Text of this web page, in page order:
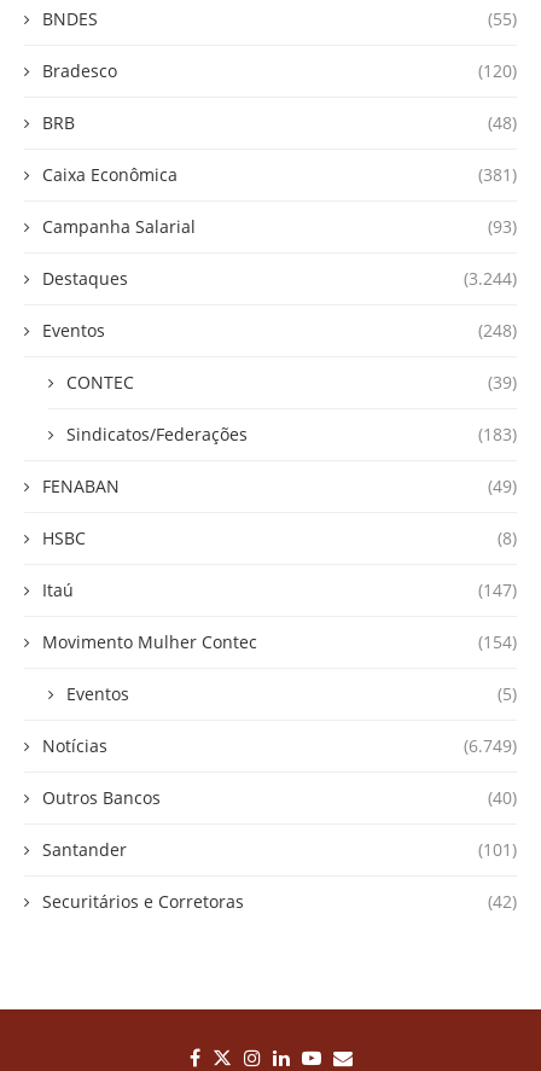
BNDES (55)
Bradesco (120)
BRB (48)
Caixa Econômica (381)
Campanha Salarial (93)
Destaques (3.244)
Eventos (248)
CONTEC (39)
Sindicatos/Federações (183)
FENABAN (49)
HSBC (8)
Itaú (147)
Movimento Mulher Contec (154)
Eventos (5)
Notícias (6.749)
Outros Bancos (40)
Santander (101)
Securitários e Corretoras (42)